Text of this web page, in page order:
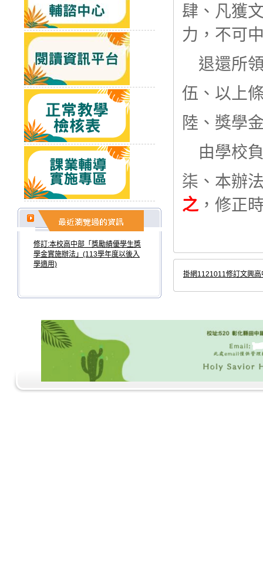
修訂:本校高中部「獎勵績優學生獎
學金實施辦法」(113學年度以後入
學適用)
肆、凡獲
力，不可
退還所
伍、以上
陸、獎學
由學校
柒、本辦
之，修正
掛網1121011修訂文興